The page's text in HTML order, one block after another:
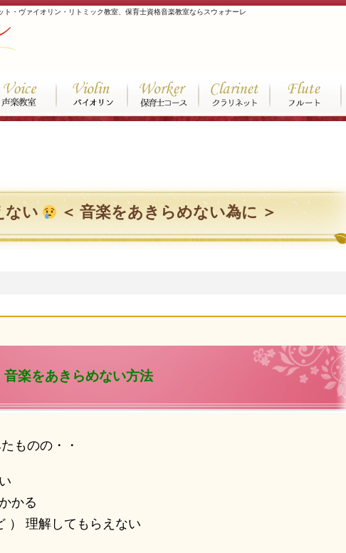
・ヴァイオリン・リトミック教室、保育士資格音楽教室ならスウォナーレ
ない ＜ 音楽をあきらめない為に ＞
音楽をあきらめない方法
ものの・・
かる
） 理解してもらえない